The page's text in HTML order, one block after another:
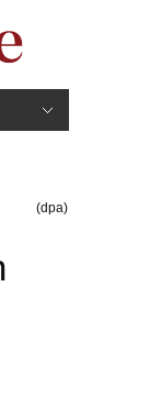
(dpa)